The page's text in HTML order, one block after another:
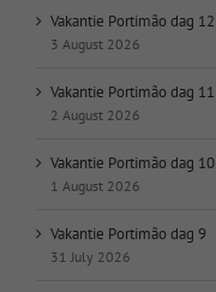
Vakantie Portimão dag 12
3 August 2026
Vakantie Portimão dag 11
2 August 2026
Vakantie Portimão dag 10
1 August 2026
Vakantie Portimão dag 9
31 July 2026